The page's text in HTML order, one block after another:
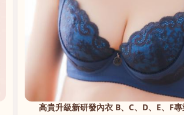
高貴升級新研發內衣 B、C、D、E、F